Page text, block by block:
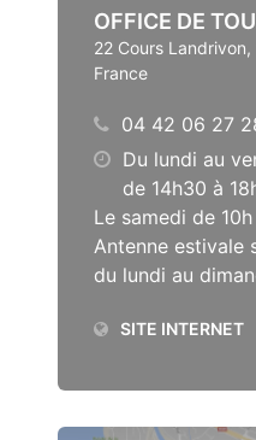
OFFICE DE
22 Cours
France
04 42 06 27
Du lundi au
de 14h30 à
Le samedi de
Antenne estivale
du lundi au
SITE INTERNET